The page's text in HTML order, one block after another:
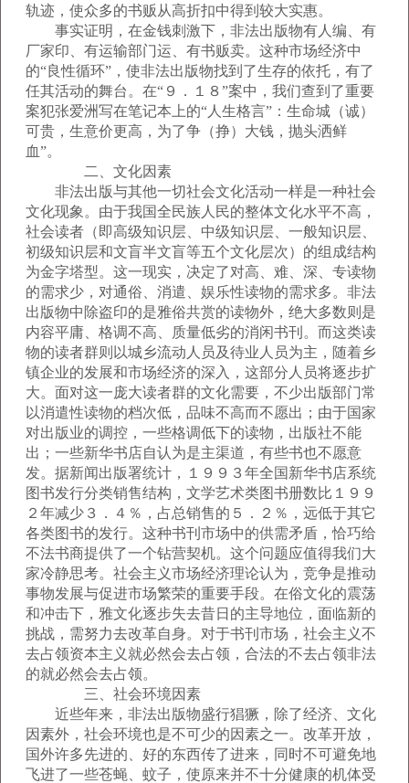
轨迹，使众多的书贩从高折扣中得到较大实惠。
事实证明，在金钱刺激下，非法出版物有人编、有
厂家印、有运输部门运、有书贩卖。这种市场经济中
的“良性循环”，使非法出版物找到了生存的依托，有了
任其活动的舞台。在“９．１８”案中，我们查到了重要
案犯张爱洲写在笔记本上的“人生格言”：生命城（诚）
可贵，生意价更高，为了争（挣）大钱，抛头洒鲜
血”。
二、文化因素
非法出版与其他一切社会文化活动一样是一种社会
文化现象。由于我国全民族人民的整体文化水平不高，
社会读者（即高级知识层、中级知识层、一般知识层、
初级知识层和文盲半文盲等五个文化层次）的组成结构
为金字塔型。这一现实，决定了对高、难、深、专读物
的需求少，对通俗、消遣、娱乐性读物的需求多。非法
出版物中除盗印的是雅俗共赏的读物外，绝大多数则是
内容平庸、格调不高、质量低劣的消闲书刊。而这类读
物的读者群则以城乡流动人员及待业人员为主，随着乡
镇企业的发展和市场经济的深入，这部分人员将逐步扩
大。面对这一庞大读者群的文化需要，不少出版部门常
以消遣性读物的档次低，品味不高而不愿出；由于国家
对出版业的调控，一些格调低下的读物，出版社不能
出；一些新华书店自认为是主渠道，有些书也不愿意
发。据新闻出版署统计，１９９３年全国新华书店系统
图书发行分类销售结构，文学艺术类图书册数比１９９
２年减少３．４％，占总销售的５．２％，远低于其它
各类图书的发行。这种书刊市场中的供需矛盾，恰巧给
不法书商提供了一个钻营契机。这个问题应值得我们大
家冷静思考。社会主义市场经济理论认为，竞争是推动
事物发展与促进市场繁荣的重要手段。在俗文化的震荡
和冲击下，雅文化逐步失去昔日的主导地位，面临新的
挑战，需努力去改革自身。对于书刊市场，社会主义不
去占领资本主义就必然会去占领，合法的不去占领非法
的就必然会去占领。
三、社会环境因素
近些年来，非法出版物盛行猖獗，除了经济、文化
因素外，社会环境也是不可少的因素之一。改革开放，
国外许多先进的、好的东西传了进来，同时不可避免地
飞进了一些苍蝇、蚊子，使原来并不十分健康的机体受